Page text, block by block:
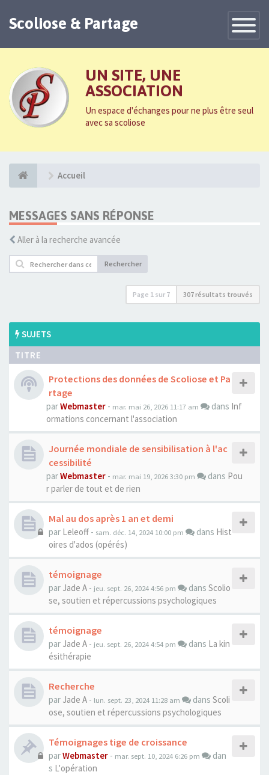
Toggle
Scoliose & Partage
UN SITE, UNE
ASSOCIATION
Un espace d'échanges pour ne plus être seul
avec sa scoliose
Accueil
MESSAGES SANS RÉPONSE
Aller à la recherche avancée
Rechercher
Page 1 sur 7 307 résultats trouvés
SUJETS
TITRE
Protections des données de Scoliose et Pa
rtage
parWebmaster - mar. mai 26, 2026 11:17 am dans Inf
ormations concernant l'association
Journée mondiale de sensibilisation à l'ac
cessibilité
parWebmaster - mar. mai 19, 2026 3:30 pm dans Pou
r parler de tout et de rien
Mal au dos après 1 an et demi
par Leleoff - sam. déc. 14, 2024 10:00 pm dans Hist
oires d'ados (opérés)
témoignage
par Jade A - jeu. sept. 26, 2024 4:56 pm dans Scolio
se, soutien et répercussions psychologiques
témoignage
par Jade A - jeu. sept. 26, 2024 4:54 pm dans La kin
ésithérapie
Recherche
par Jade A - lun. sept. 23, 2024 11:28 am dans Scoli
ose, soutien et répercussions psychologiques
Témoignages tige de croissance
parWebmaster - mar. sept. 10, 2024 6:26 pm
dan
s L'opération